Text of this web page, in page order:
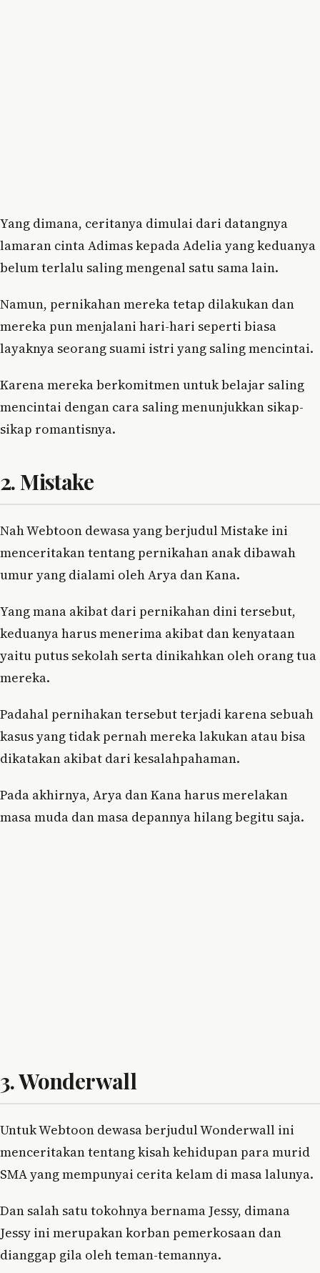
Yang dimana, ceritanya dimulai dari datangnya
lamaran cinta Adimas kepada Adelia yang keduanya
belum terlalu saling mengenal satu sama lain.
Namun, pernikahan mereka tetap dilakukan dan
mereka pun menjalani hari-hari seperti biasa
layaknya seorang suami istri yang saling mencintai.
Karena mereka berkomitmen untuk belajar saling
mencintai dengan cara saling menunjukkan sikap-
sikap romantisnya.
2. Mistake
Nah Webtoon dewasa yang berjudul Mistake ini
menceritakan tentang pernikahan anak dibawah
umur yang dialami oleh Arya dan Kana.
Yang mana akibat dari pernikahan dini tersebut,
keduanya harus menerima akibat dan kenyataan
yaitu putus sekolah serta dinikahkan oleh orang tua
mereka.
Padahal pernihakan tersebut terjadi karena sebuah
kasus yang tidak pernah mereka lakukan atau bisa
dikatakan akibat dari kesalahpahaman.
Pada akhirnya, Arya dan Kana harus merelakan
masa muda dan masa depannya hilang begitu saja.
3. Wonderwall
Untuk Webtoon dewasa berjudul Wonderwall ini
menceritakan tentang kisah kehidupan para murid
SMA yang mempunyai cerita kelam di masa lalunya.
Dan salah satu tokohnya bernama Jessy, dimana
Jessy ini merupakan korban pemerkosaan dan
dianggap gila oleh teman-temannya.